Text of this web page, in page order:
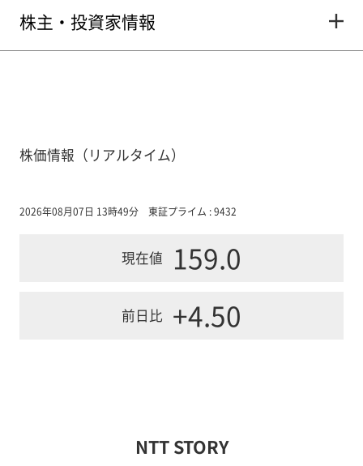
株主・投資家情報
株価情報（リアルタイム）
2026年08月07日 13時49分 東証プライム : 9432
現在値 159.0
前日比 +4.50
NTT STORY